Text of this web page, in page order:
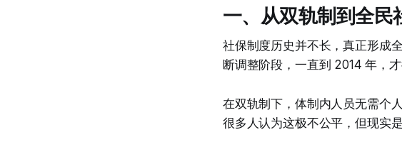
一、从双轨制到全民
社保制度历史并不长，真正形成
断调整阶段，一直到 2014 年，
在双轨制下，体制内人员无需个
很多人认为这极不公平，但现实是